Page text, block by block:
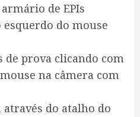
de EPIs
do mouse
de prova clicando com
na câmera com
através do atalho do